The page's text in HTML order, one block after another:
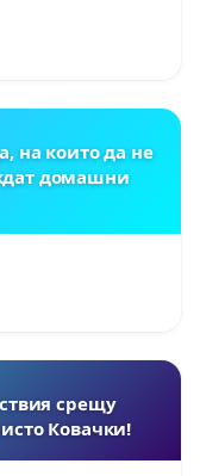
на които да не
домашни
срещу
Ковачки!